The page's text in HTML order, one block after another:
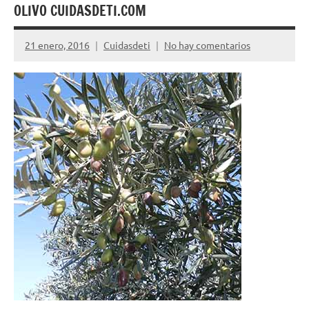
OLIVO CUIDASDETI.COM
21 enero, 2016 Cuidasdeti No hay comentarios